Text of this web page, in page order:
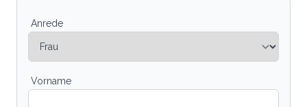
Anrede
Vorname